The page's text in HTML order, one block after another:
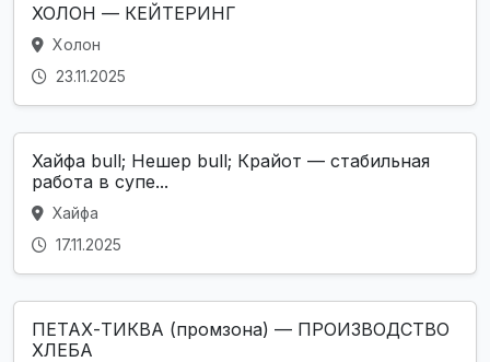
ХОЛОН — КЕЙТЕРИНГ
Холон
23.11.2025
Хайфа bull; Нешер bull; Крайот — стабильная
работа в супе...
Хайфа
17.11.2025
ПЕТАХ-ТИКВА (промзона) — ПРОИЗВОДСТВО
ХЛЕБА